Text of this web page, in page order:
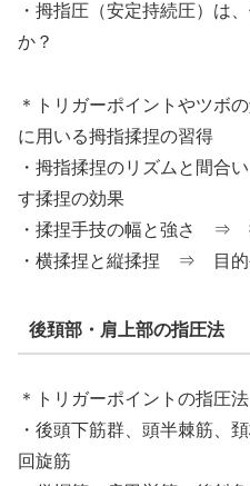
・拇指圧（安定持続圧）は
か？
＊トリガーポイントやツボ
に用いる拇指揉捏の習得
・拇指揉捏のリズムと間
す揉捏の効果
・揉捏手技の幅と強さ ⇒
・横揉捏と縦揉捏 ⇒ 目的
後頚部・肩上部の指圧法
＊トリガーポイントの指圧法
・後頭下筋群、頭半棘筋、
回旋筋